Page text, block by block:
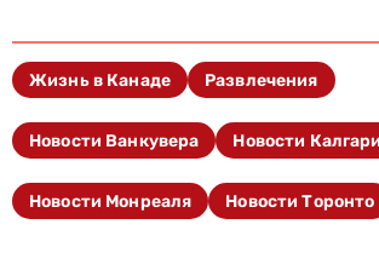
Жизнь в Канаде Развлечения
Новости Ванкувера Новости Калгари
Новости Монреаля Новости Торонто